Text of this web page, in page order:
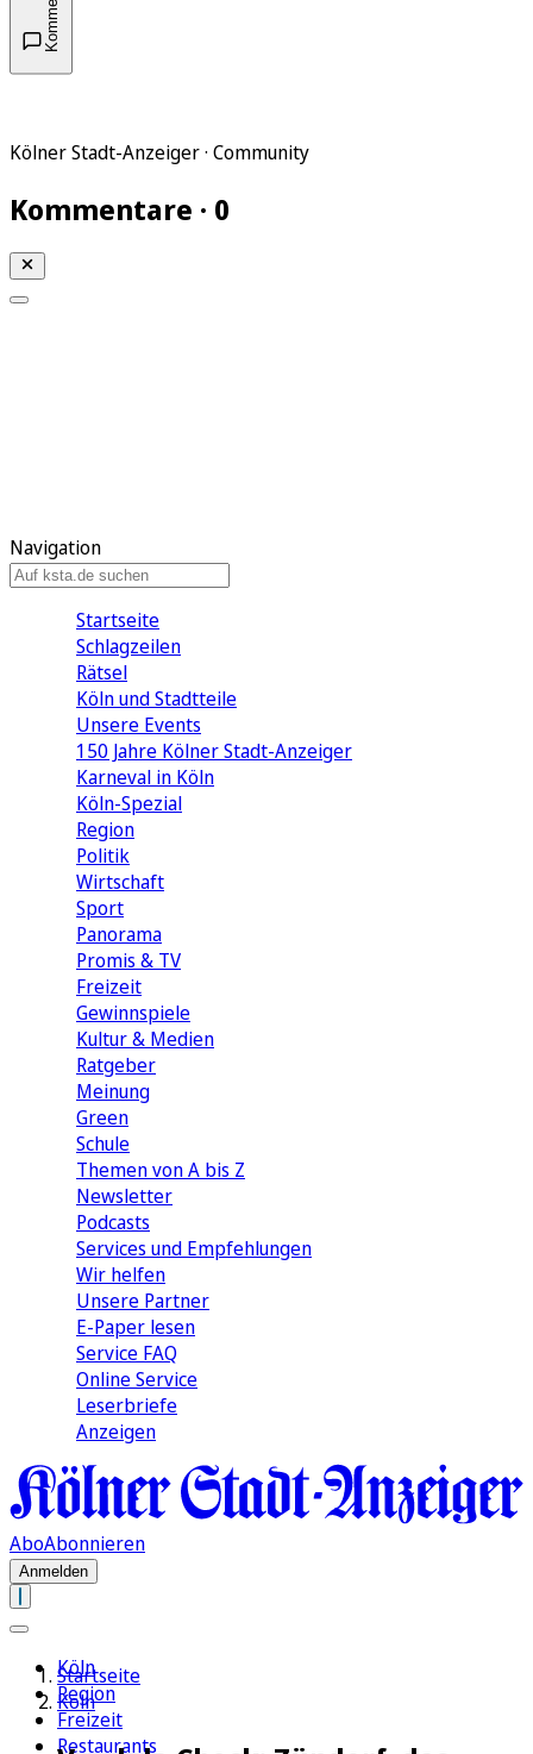
Kölner Stadt-Anzeiger · Community
Kommentare · 0
Navigation
Startseite
Schlagzeilen
Rätsel
Köln und Stadtteile
Unsere Events
150 Jahre Kölner Stadt-Anzeiger
Karneval in Köln
Köln-Spezial
Region
Politik
Wirtschaft
Sport
Panorama
Promis & TV
Freizeit
Gewinnspiele
Kultur & Medien
Ratgeber
Meinung
Green
Schule
Themen von A bis Z
Newsletter
Podcasts
Services und Empfehlungen
Wir helfen
Unsere Partner
E-Paper lesen
Service FAQ
Online Service
Leserbriefe
Anzeigen
AboAbonnieren
Anmelden
Köln
Region
Freizeit
Restaurants
Startseite
Köln